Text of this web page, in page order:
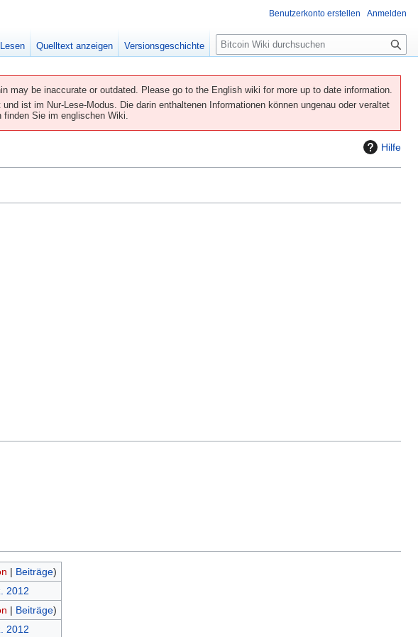
be inaccurate or outdated. Please go to the English wiki for more up to date information.
ist im Nur-Lese-Modus. Die darin enthaltenen Informationen können ungenau oder veraltet
finden Sie im englischen Wiki.
Hilfe
| Beiträge)
2012
| Beiträge)
2012
Benutzerkonto erstellen Anmelden
Lesen Quelltext anzeigen Versionsgeschichte
S
u
h
e